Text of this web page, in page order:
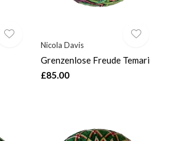
Nicola Davis
Grenzenlose Freude Temari
£85.00